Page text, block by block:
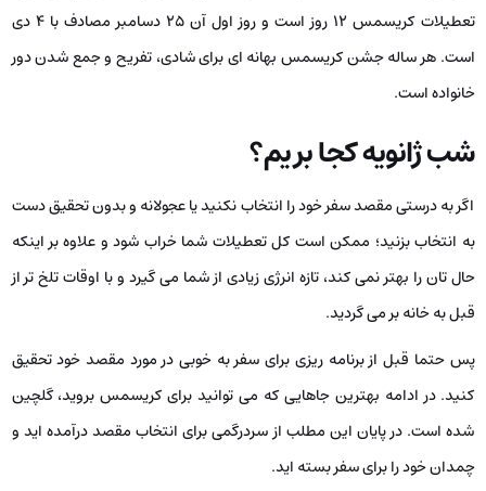
تعطیلات کریسمس 12 روز است و روز اول آن 25 دسامبر مصادف با 4 دی
است. هر ساله جشن کریسمس بهانه ای برای شادی، تفریح و جمع شدن دور
خانواده­ است.
شب ژانویه کجا بریم؟
اگر به درستی مقصد سفر خود را انتخاب نکنید یا عجولانه و بدون تحقیق دست
به انتخاب بزنید؛ ممکن است کل تعطیلات شما خراب شود و علاوه بر اینکه
حال تان را بهتر نمی ­کند، تازه انرژی زیادی از شما می­ گیرد و با اوقات تلخ ­تر از
قبل به خانه بر می­ گردید.
پس حتما قبل از برنامه ­ریزی برای سفر به خوبی در مورد مقصد خود تحقیق
کنید. در ادامه بهترین جاهایی که می­­ توانید برای کریسمس بروید، گلچین
شده است. در پایان این مطلب از سردرگمی برای انتخاب مقصد درآمده ­اید و
چمدان خود را برای سفر بسته ­اید.